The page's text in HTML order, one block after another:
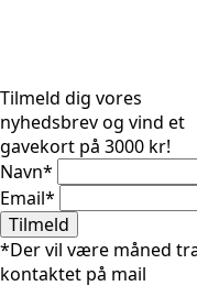
Tilmeld dig vores
nyhedsbrev og vind et
gavekort på 3000 kr!
Navn*
Email*
Tilmeld
*Der vil være måned
kontaktet på mail